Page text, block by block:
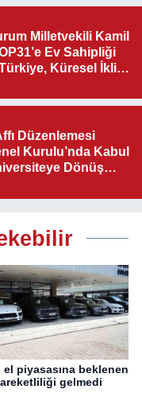
Milletvekili Kamil
Ev Sahipliği
Küresel İklim
Düzenlemesi
Kurulu’nda Kabul
Dönüş
el piyasasına beklenen
gelmedi